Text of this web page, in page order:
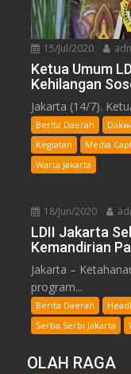
15/Jul/2020
Ketua Umum
Kehilangan
Jakarta (14/7).
Berita Daerah
Kegiatan
Media
Warta Jakarta
18/Jun/2020
LDII Jakarta
Kemandirian
Jakarta –
program...
Berita Daerah
Serba Serbi Jakarta
OLAH RAGA